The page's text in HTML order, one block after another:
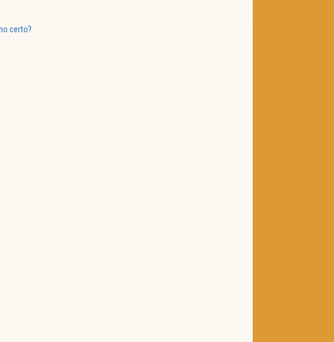
certo?